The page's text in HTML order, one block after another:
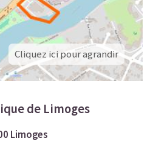
Cliquez ici pour agrandir
de Limoges
Limoges